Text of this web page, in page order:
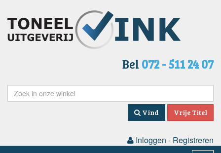
Bel 072 - 511 24 07
Vind Vrije Titel
Inloggen - Registreren